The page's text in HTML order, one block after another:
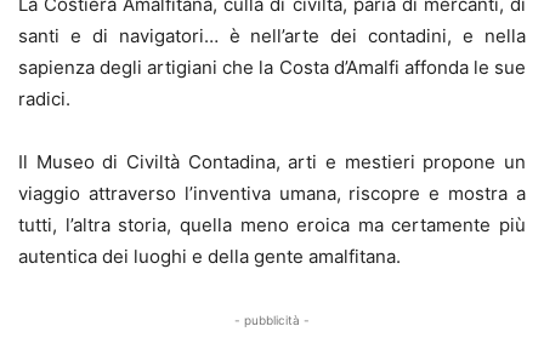
santi e di navigatori… è nell’arte dei contadini, e nella
sapienza degli artigiani che la Costa d’Amalfi affonda le sue
radici.
Il Museo di Civiltà Contadina, arti e mestieri propone un
viaggio attraverso l’inventiva umana, riscopre e mostra a
tutti, l’altra storia, quella meno eroica ma certamente più
autentica dei luoghi e della gente amalfitana.
- pubblicità -